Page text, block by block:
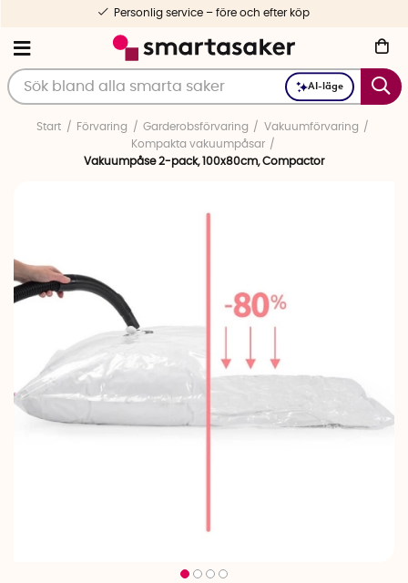
AI-läge
Personlig service – före och efter köp
Start Förvaring Garderobsförvaring
Vakuumförvaring
Kompakta vakuumpåsar
Vakuumpåse 2-pack, 100x80cm, Compactor